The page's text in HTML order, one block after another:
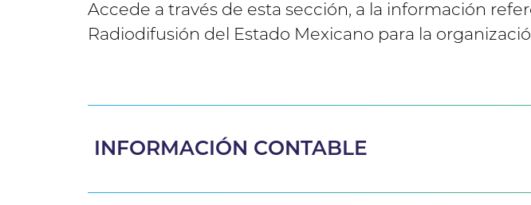
Accede a través de esta sección, a la información
Radiodifusión del Estado Mexicano para la
INFORMACIÓN CONTABLE